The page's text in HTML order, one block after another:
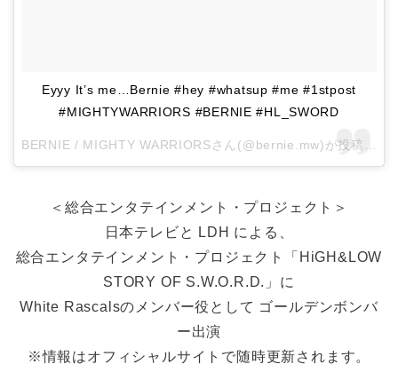
Eyyy It’s me…Bernie #hey #whatsup #me #1stpost
#MIGHTYWARRIORS #BERNIE #HL_SWORD
＜総合エンタテインメント・プロジェクト＞
日本テレビと LDH による、
総合エンタテインメント・プロジェクト「HiGH&LOW
STORY OF S.W.O.R.D.」に
White Rascalsのメンバー役として ゴールデンボンバ
ー出演
※情報はオフィシャルサイトで随時更新されます。